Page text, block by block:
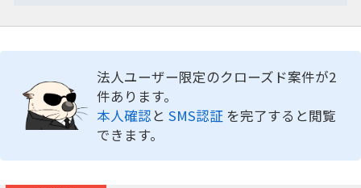
法人ユーザー限定のクローズド案件が2
件あります。
本人確認と SMS認証 を完了すると閲覧
できます。